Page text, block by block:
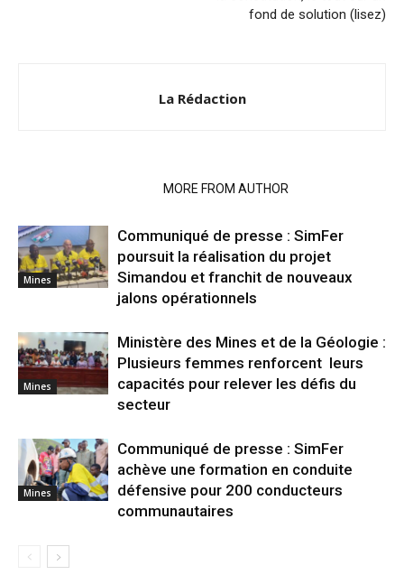
fond de solution (lisez)
La Rédaction
MORE FROM AUTHOR
Mines
Communiqué de presse : SimFer
poursuit la réalisation du projet
Simandou et franchit de nouveaux
jalons opérationnels
Mines
Ministère des Mines et de la Géologie :
Plusieurs femmes renforcent leurs
capacités pour relever les défis du
secteur
Mines
Communiqué de presse : SimFer
achève une formation en conduite
défensive pour 200 conducteurs
communautaires